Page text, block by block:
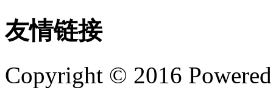
友情链接
Copyright © 2016